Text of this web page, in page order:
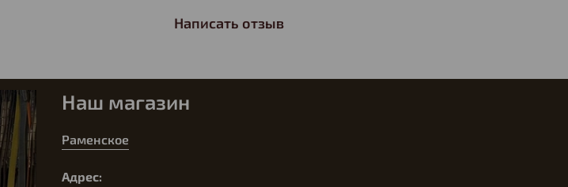
Написать отзыв
Наш магазин
Раменское
Адрес: